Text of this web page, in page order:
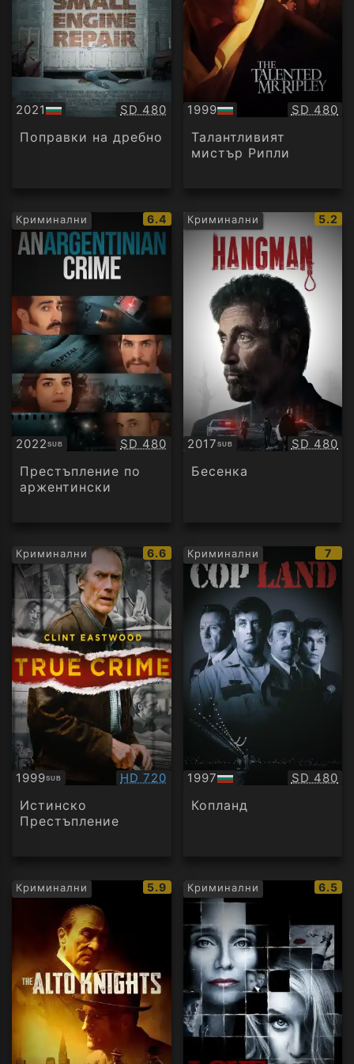
2021
БГ
аудио
Качество:
SD 480
Поправки на дребно
1999
БГ
аудио
SD 480
Талантливият
мистър Рипли
Криминални
IMDb
рейтинг:
6.4
2022SUB
Субтитри Качество:
SD 480
Престъпление по
аржентински
Криминални
IMDb
5.2
2017SUB
Субтитри SD 480
Бесенка
Криминални
IMDb
рейтинг:
6.6
1999SUB
Субтитри Качество:
HD 720
Истинско
Престъпление
Криминални 7
1997
БГ
аудио
SD 480
Копланд
Криминални
IMDb
рейтинг:
5.9 Криминални
IMDb
6.5